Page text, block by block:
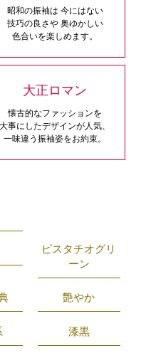
昭和の振袖は 今にはない
技巧の良さや奥ゆかしい
色合いを楽しめます。
大正ロマン
懐古的なファッションを
大事にしたデザインが人気、
一味違う振袖姿をお約束。
ピスタチオグリ
ーン
艶やか
漆黒